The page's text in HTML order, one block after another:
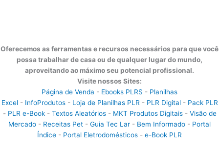
Oferecemos as ferramentas e recursos necessários para que você
possa trabalhar de casa ou de qualquer lugar do mundo,
aproveitando ao máximo seu potencial profissional.
Visite nossos Sites:
Página de Venda - Ebooks PLRS - Planilhas
Excel- InfoProdutos- Loja de Planilhas PLR - PLR Digital- Pack PLR
- PLR e-Book- Textos Aleatórios- MKT Produtos Digitais- Visão de
Mercado - Receitas Pet - Guia Tec Lar - Bem Informado - Portal
Índice - Portal Eletrodomésticos - e-Book PLR